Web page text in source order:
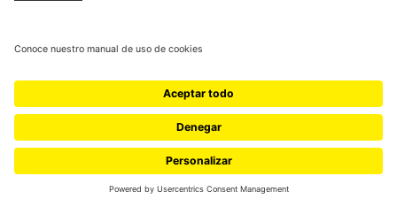
Reconocimiento como Universidad: Decreto 1297 del 30 de mayo de 1964.
Reconocimiento personería jurídica: Resolución 28 del 23 de febrero de 1949 MinJusticia.